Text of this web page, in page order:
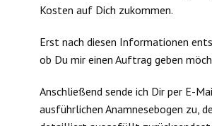
Kosten auf Dich zukommen.
Erst nach diesen Informationen
ob Du mir einen Auftrag geben
Anschließend sende ich Dir per E-
ausführlichen Anamnesebogen zu,